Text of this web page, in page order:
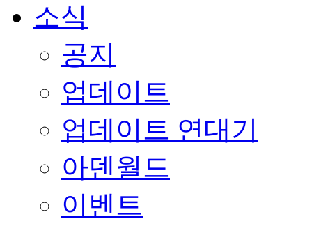
소식
공지
업데이트
업데이트 연대기
아덴월드
이벤트